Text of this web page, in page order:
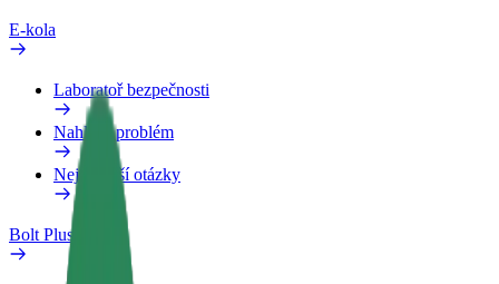
E-kola
Laboratoř bezpečnosti
Nahlásit problém
Nejčastější otázky
Bolt Plus